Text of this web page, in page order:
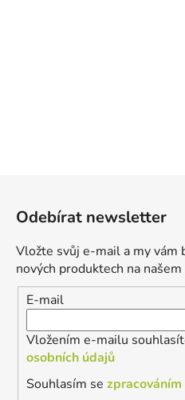
Odebírat newsletter
Vložte svůj e-mail a my vám
nových produktech na
E-mail
Vložením e-mailu
osobních údajů
Souhlasím se